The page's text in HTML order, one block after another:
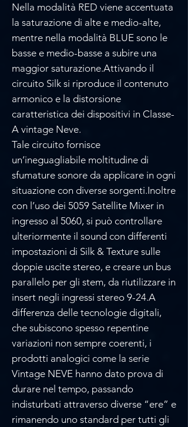
Nella modalità RED viene accentuata
la saturazione di alte e medio-alte,
mentre nella modalità BLUE sono le
basse e medio-basse a subire una
maggior saturazione.Attivando il
circuito Silk si riproduce il contenuto
armonico e la distorsione
caratteristica dei dispositivi in Classe-
A vintage Neve.
Tale circuito fornisce
un’ineguagliabile moltitudine di
sfumature sonore da applicare in ogni
situazione con diverse sorgenti.Inoltre
con l’uso dei 5059 Satellite Mixer in
ingresso al 5060, si può controllare
ulteriormente il sound con differenti
impostazioni di Silk & Texture sulle
doppie uscite stereo, e creare un bus
parallelo per gli stem, da riutilizzare in
insert negli ingressi stereo 9-24.A
differenza delle tecnologie digitali,
che subiscono spesso repentine
variazioni non sempre coerenti, i
prodotti analogici come la serie
Vintage NEVE hanno dato prova di
durare nel tempo, passando
indisturbati attraverso diverse “ere” e
rimanendo uno standard per tutti gli